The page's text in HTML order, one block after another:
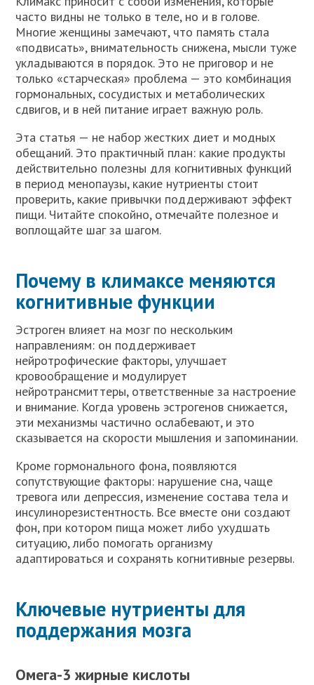
часто видны не только в теле, но и в голове.
Многие женщины замечают, что память стала
«подвисать», внимательность снижена, мысли туже
укладываются в порядок. Это не приговор и не
только «старческая» проблема — это комбинация
гормональных, сосудистых и метаболических
сдвигов, и в ней питание играет важную роль.
Эта статья — не набор жестких диет и модных
обещаний. Это практичный план: какие продукты
действительно полезны для когнитивных функций
в период менопаузы, какие нутриенты стоит
проверить, какие привычки поддерживают эффект
пищи. Читайте спокойно, отмечайте полезное и
воплощайте шаг за шагом.
Почему в климаксе меняются
когнитивные функции
Эстроген влияет на мозг по нескольким
направлениям: он поддерживает
нейротрофические факторы, улучшает
кровообращение и модулирует
нейротрансмиттеры, ответственные за настроение
и внимание. Когда уровень эстрогенов снижается,
эти механизмы частично ослабевают, и это
сказывается на скорости мышления и запоминании.
Кроме гормонального фона, появляются
сопутствующие факторы: нарушение сна, чаще
тревога или депрессия, изменение состава тела и
инсулинорезистентность. Все вместе они создают
фон, при котором пища может либо ухудшать
ситуацию, либо помогать организму
адаптироваться и сохранять когнитивные резервы.
Ключевые нутриенты для
поддержания мозга
Омега-3 жирные кислоты